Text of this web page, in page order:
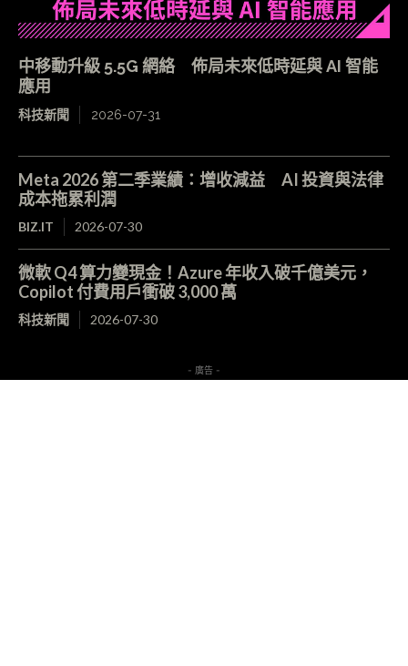
中移動升級 5.5G 網絡 佈局未來低時延與 AI 智能
應用
科技新聞 2026-07-31
Meta 2026 第二季業績：增收減益 AI 投資與法律
成本拖累利潤
BIZ.IT 2026-07-30
微軟 Q4 算力變現金！Azure 年收入破千億美元，
Copilot 付費用戶衝破 3,000 萬
科技新聞 2026-07-30
- 廣告 -